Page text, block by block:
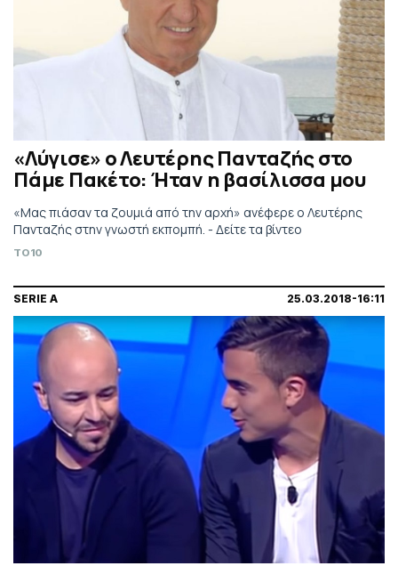
«Λύγισε» ο Λευτέρης Πανταζής στο
Πάμε Πακέτο: Ήταν η βασίλισσα μου
«Μας πιάσαν τα ζουμιά από την αρχή» ανέφερε ο Λευτέρης
Πανταζής στην γνωστή εκπομπή. - Δείτε τα βίντεο
TO10
SERIE A 25.03.2018-16:11